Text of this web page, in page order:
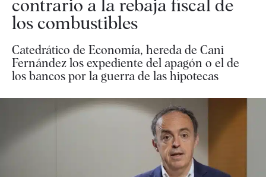
contrario a la rebaja fiscal de
los combustibles
Catedrático de Economía, hereda de Cani
Fernández los expediente del apagón o el de
los bancos por la guerra de las hipotecas